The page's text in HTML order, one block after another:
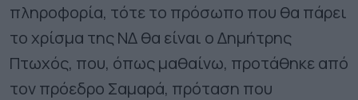
πληροφορία, τότε το πρόσωπο που θα πάρει
το χρίσμα της ΝΔ θα είναι ο Δημήτρης
Πτωχός, που, όπως μαθαίνω, προτάθηκε από
τον πρόεδρο Σαμαρά, πρόταση που